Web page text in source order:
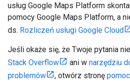
usług Google Maps Platform
pomocy Google Maps Platform, a
ds. Rozliczeń usługi Google Cloud
Jeśli okaże się, że Twoje pytania
Stack Overflow
ani w narzędziu
problemów
, otwórz stronę